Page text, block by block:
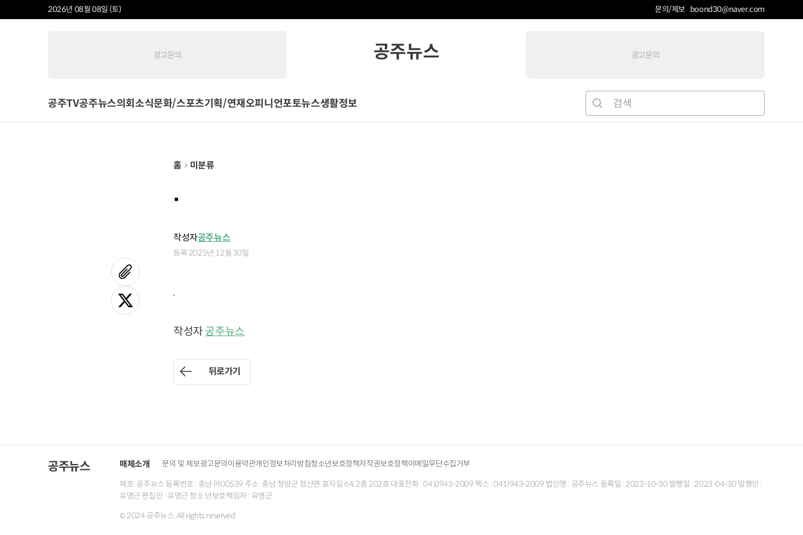
2026년 08월 08일 (토) 문의/제보 boond30@naver.com
광고문의 공주뉴스 광고문의
공주TV공주뉴스의회소식문화/스포츠기획/연재오피니언포토뉴스생활정보
홈 미분류
.
작성자공주뉴스
등록 2025년 12월 30일
.
작성자 공주뉴스
뒤로가기
공주뉴스 매체소개 문의 및 제보광고문의이용약관개인정보처리방침청소년보호정책저작권보호정책이메일무단수집거부
제호: 공주뉴스 등록번호 : 충남 아00539 주소: 충남 청양군 청산면 효자길 64, 2층 202호 대표전화 : 041)943-2009 팩스 : 041)943-2009 법인명 : 공주뉴스 등록일 : 2023-10-30 발행일 : 2023-04-30 발행인 :
유명근 편집인 : 유명근 청소 년보호책임자 : 유명근
© 2024 공주뉴스. All rights reserved.